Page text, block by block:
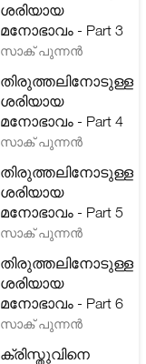
ശരിയായ
മനോഭാവം - Part 3
സാക് പുന്നൻ
തിരുത്തലിനോടുള്ള
ശരിയായ
മനോഭാവം - Part 4
സാക് പുന്നൻ
തിരുത്തലിനോടുള്ള
ശരിയായ
മനോഭാവം - Part 5
സാക് പുന്നൻ
തിരുത്തലിനോടുള്ള
ശരിയായ
മനോഭാവം - Part 6
സാക് പുന്നൻ
ക്രിസ്തുവിനെ